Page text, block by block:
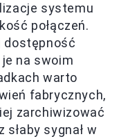
systemu
połączeń.
dostępność
na swoim
warto
fabrycznych,
zarchiwizować
sygnał w